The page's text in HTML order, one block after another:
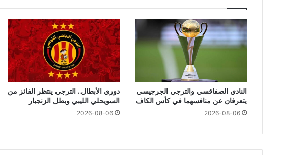
النادي الصفاقسي والترجي الجرجيسي
يتعرفان عن منافسهما في كأس الكاف
2026-08-06
دوري الأبطال.. الترجي ينتظر الفائز من
السويحلي الليبي وبطل الزنجبار
2026-08-06